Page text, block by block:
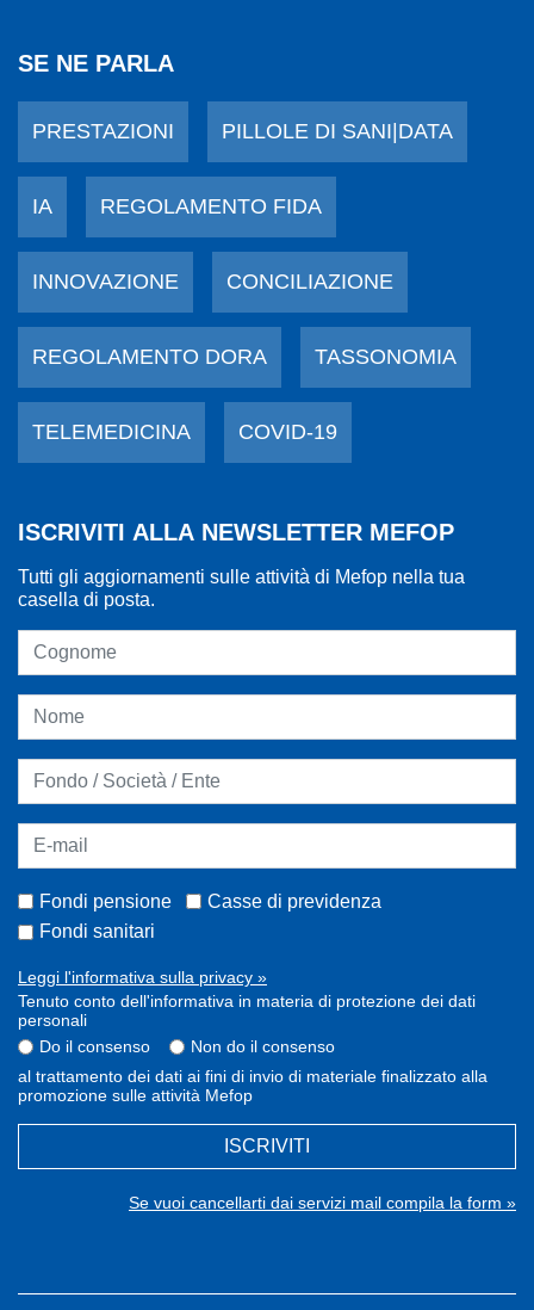
SE NE PARLA
PRESTAZIONI PILLOLE DI SANI|DATA
IA REGOLAMENTO FIDA
INNOVAZIONE CONCILIAZIONE
REGOLAMENTO DORA TASSONOMIA
TELEMEDICINA COVID-19
ISCRIVITI ALLA NEWSLETTER MEFOP
Tutti gli aggiornamenti sulle attività di Mefop nella tua
casella di posta.
Fondi pensione
Casse di previdenza
Fondi sanitari
Leggi l'informativa sulla privacy »
Tenuto conto dell'informativa in materia di protezione dei dati
personali
Do il consenso
Non do il consenso
al trattamento dei dati ai fini di invio di materiale finalizzato alla
promozione sulle attività Mefop
ISCRIVITI
Se vuoi cancellarti dai servizi mail compila la form »